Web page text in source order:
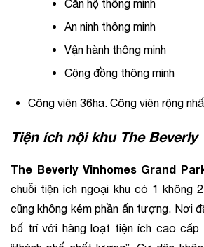
Căn hộ thông minh
An ninh thông minh
Vận hành thông minh
Cộng đồng thông minh
Công viên 36ha. Công viên rộng
Tiện ích nội khu The Beverly
The Beverly Vinhomes Grand
chuỗi tiện ích ngoại khu có 1 không
cũng không kém phần ấn tượng. Nơi
bố trí với hàng loạt tiện ích cao cấp